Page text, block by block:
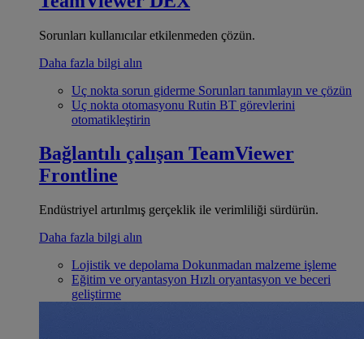
Sorunları kullanıcılar etkilenmeden çözün.
Daha fazla bilgi alın
Uç nokta sorun giderme Sorunları tanımlayın ve çözün
Uç nokta otomasyonu Rutin BT görevlerini
otomatikleştirin
Bağlantılı çalışan TeamViewer
Frontline
Endüstriyel artırılmış gerçeklik ile verimliliği sürdürün.
Daha fazla bilgi alın
Lojistik ve depolama Dokunmadan malzeme işleme
Eğitim ve oryantasyon Hızlı oryantasyon ve beceri
geliştirme